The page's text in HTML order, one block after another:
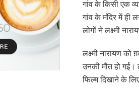
गांव के किसी एक
गांव के मंदिर में ही
लोगों ने लक्ष्मी
लक्ष्मी नारायण
उनकी मौत हो गई।
फिल्म दिखाने के